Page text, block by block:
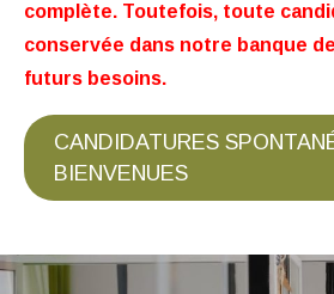
complète. Toutefois, toute
conservée dans notre banque
futurs besoins.
CANDIDATURES
BIENVENUES